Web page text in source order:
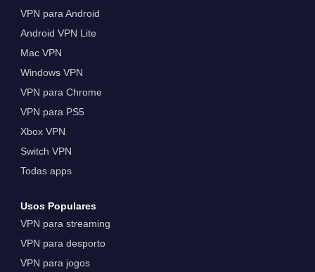
VPN para Android
Android VPN Lite
Mac VPN
Windows VPN
VPN para Chrome
VPN para PS5
Xbox VPN
Switch VPN
Todas apps
Usos Populares
VPN para streaming
VPN para desporto
VPN para jogos